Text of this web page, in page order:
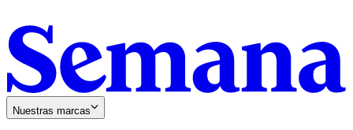
Nuestras marcas